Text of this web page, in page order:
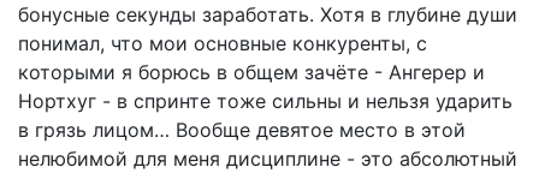
бонусные секунды заработать. Хотя в глубине души
понимал, что мои основные конкуренты, с
которыми я борюсь в общем зачёте - Ангерер и
Нортхуг - в спринте тоже сильны и нельзя ударить
в грязь лицом… Вообще девятое место в этой
нелюбимой для меня дисциплине - это абсолютный